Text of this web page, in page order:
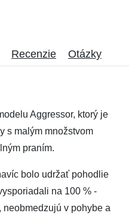
Recenzie Otázky
Aggressor, ktorý je
s malým množstvom
praním.
bolo udržať pohodlie
na 100 % -
v pohybe a